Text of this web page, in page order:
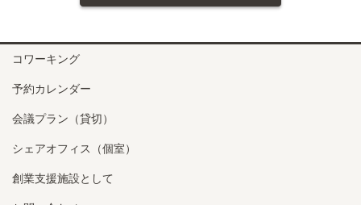
コワーキング
予約カレンダー
会議プラン（貸切）
シェアオフィス（個室）
創業支援施設として